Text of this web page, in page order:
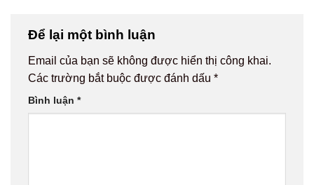
Để lại một bình luận
Email của bạn sẽ không được hiển thị công khai.
Các trường bắt buộc được đánh dấu *
Bình luận *